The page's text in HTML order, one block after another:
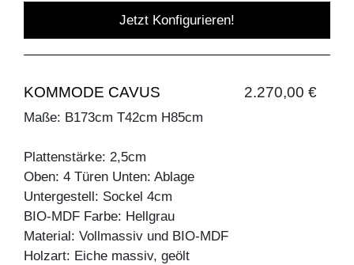
Jetzt Konfigurieren!
KOMMODE CAVUS 2.270,00 €
Maße: B173cm T42cm H85cm
Plattenstärke: 2,5cm
Oben: 4 Türen Unten: Ablage
Untergestell: Sockel 4cm
BIO-MDF Farbe: Hellgrau
Material: Vollmassiv und BIO-MDF
Holzart: Eiche massiv, geölt